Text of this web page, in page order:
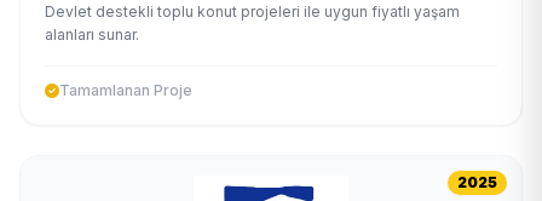
Devlet destekli toplu konut projeleri ile uygun fiyatlı yaşam
alanları sunar.
Tamamlanan Proje
2025